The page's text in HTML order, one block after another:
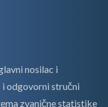
nosilac i
odgovorni stručni
zvanične statistike